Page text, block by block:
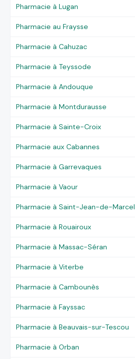
Pharmacie à Lugan
Pharmacie au Fraysse
Pharmacie à Cahuzac
Pharmacie à Teyssode
Pharmacie à Andouque
Pharmacie à Montdurausse
Pharmacie à Sainte-Croix
Pharmacie aux Cabannes
Pharmacie à Garrevaques
Pharmacie à Vaour
Pharmacie à Saint-Jean-de-Marcel
Pharmacie à Rouairoux
Pharmacie à Massac-Séran
Pharmacie à Viterbe
Pharmacie à Cambounès
Pharmacie à Fayssac
Pharmacie à Beauvais-sur-Tescou
Pharmacie à Orban